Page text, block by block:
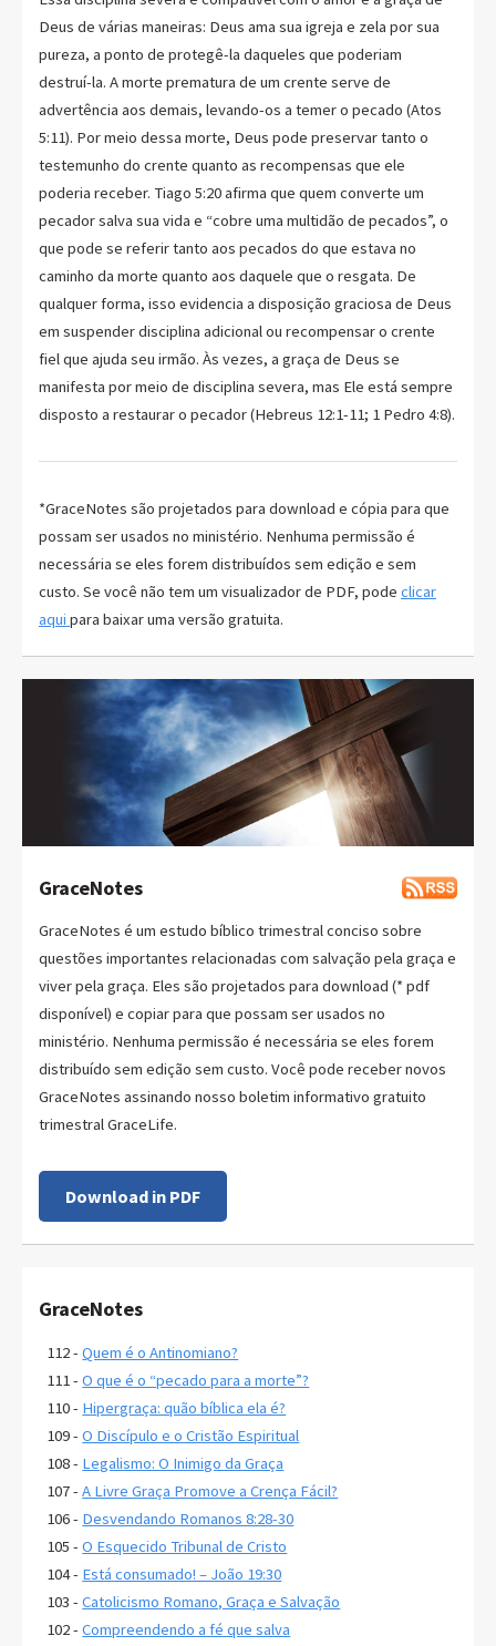
Deus de várias maneiras: Deus ama sua igreja e zela por sua
pureza, a ponto de protegê-la daqueles que poderiam
destruí-la. A morte prematura de um crente serve de
advertência aos demais, levando-os a temer o pecado (Atos
5:11). Por meio dessa morte, Deus pode preservar tanto o
testemunho do crente quanto as recompensas que ele
poderia receber. Tiago 5:20 afirma que quem converte um
pecador salva sua vida e “cobre uma multidão de pecados”, o
que pode se referir tanto aos pecados do que estava no
caminho da morte quanto aos daquele que o resgata. De
qualquer forma, isso evidencia a disposição graciosa de Deus
em suspender disciplina adicional ou recompensar o crente
fiel que ajuda seu irmão. Às vezes, a graça de Deus se
manifesta por meio de disciplina severa, mas Ele está sempre
disposto a restaurar o pecador (Hebreus 12:1-11; 1 Pedro 4:8).
*GraceNotes são projetados para download e cópia para que
possam ser usados no ministério. Nenhuma permissão é
necessária se eles forem distribuídos sem edição e sem
custo. Se você não tem um visualizador de PDF, pode clicar
aqui para baixar uma versão gratuita.
GraceNotes
GraceNotes é um estudo bíblico trimestral conciso sobre
questões importantes relacionadas com salvação pela graça e
viver pela graça. Eles são projetados para download (* pdf
disponível) e copiar para que possam ser usados no
ministério. Nenhuma permissão é necessária se eles forem
distribuído sem edição sem custo. Você pode receber novos
GraceNotes assinando nosso boletim informativo gratuito
trimestral GraceLife.
Download in PDF
GraceNotes
112 -Quem é o Antinomiano?
111 -O que é o “pecado para a morte”?
110 - Hipergraça: quão bíblica ela é?
109 -O Discípulo e o Cristão Espiritual
108 - Legalismo: O Inimigo da Graça
107 -A Livre Graça Promove a Crença Fácil?
106 - Desvendando Romanos 8:28-30
105 -O Esquecido Tribunal de Cristo
104 - Está consumado! – João 19:30
103 -Catolicismo Romano, Graça e Salvação
102 -Compreendendo a fé que salva